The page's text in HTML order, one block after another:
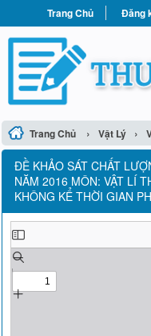
Trang Chủ Đăng
Trang Chủ › Vật Lý ›
ĐỀ KHẢO SÁT CHẤT
NĂM 2016 MÔN: VẬT LÍ
KHÔNG KỂ THỜI GIAN